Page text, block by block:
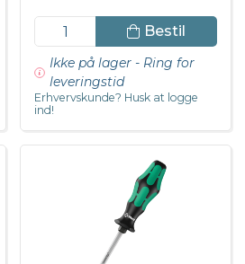
Bestil
Ikke på lager - Ring for
leveringstid
Erhvervskunde? Husk at logge
ind!